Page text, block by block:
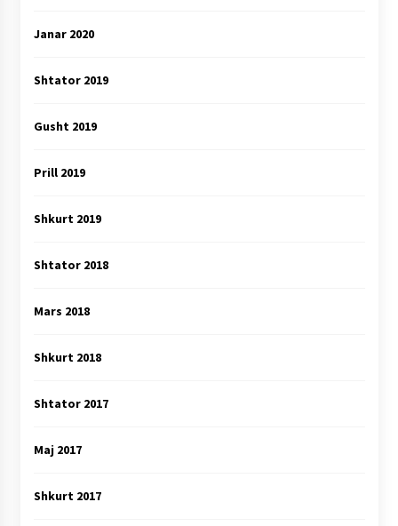
Janar 2020
Shtator 2019
Gusht 2019
Prill 2019
Shkurt 2019
Shtator 2018
Mars 2018
Shkurt 2018
Shtator 2017
Maj 2017
Shkurt 2017